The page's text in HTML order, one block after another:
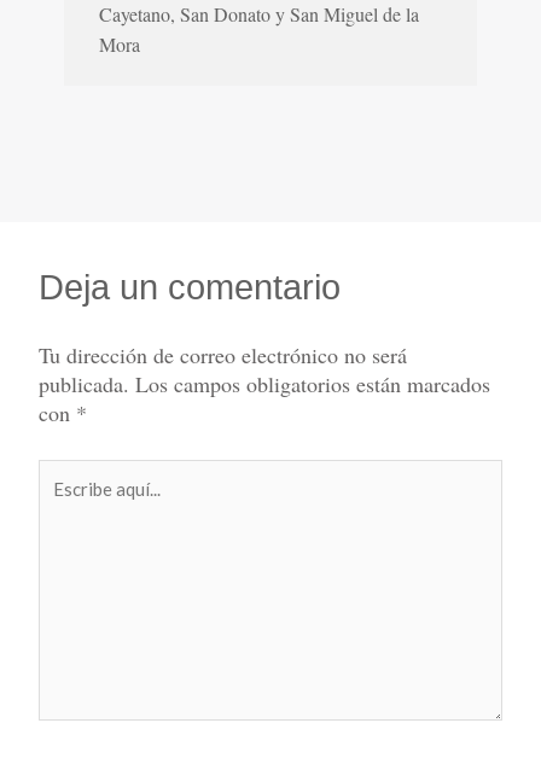
Cayetano, San Donato y San Miguel de la
Mora
Deja un comentario
Tu dirección de correo electrónico no será
publicada. Los campos obligatorios están marcados
con *
aquí...